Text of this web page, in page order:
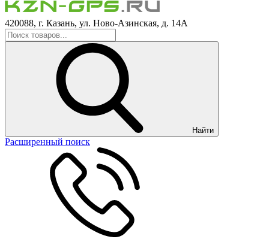
420088, г. Казань, ул. Ново-Азинская, д. 14А
Найти
Расширенный поиск